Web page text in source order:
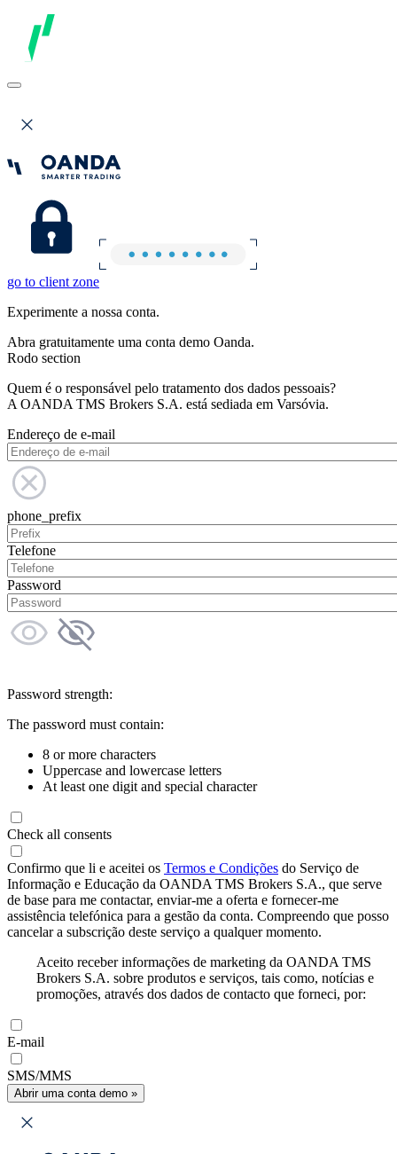
go to client zone
Experimente a nossa conta.
Abra gratuitamente uma conta demo Oanda.
Rodo section
Quem é o responsável pelo tratamento dos dados pessoais?
A OANDA TMS Brokers S.A. está sediada em Varsóvia.
Endereço de e-mail
phone_prefix
Telefone
Password
Password strength:
The password must contain:
8 or more characters
Uppercase and lowercase letters
At least one digit and special character
Check all consents
Confirmo que li e aceitei os Termos e Condições do Serviço de
Informação e Educação da OANDA TMS Brokers S.A., que serve
de base para me contactar, enviar-me a oferta e fornecer-me
assistência telefónica para a gestão da conta. Compreendo que posso
cancelar a subscrição deste serviço a qualquer momento.
Aceito receber informações de marketing da OANDA TMS
Brokers S.A. sobre produtos e serviços, tais como, notícias e
promoções, através dos dados de contacto que forneci, por:
E-mail
SMS/MMS
Abrir uma conta demo »